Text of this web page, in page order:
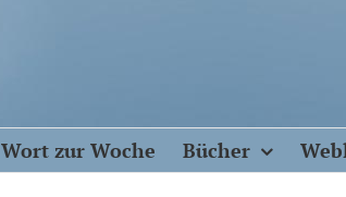
Wort zur Woche Bücher